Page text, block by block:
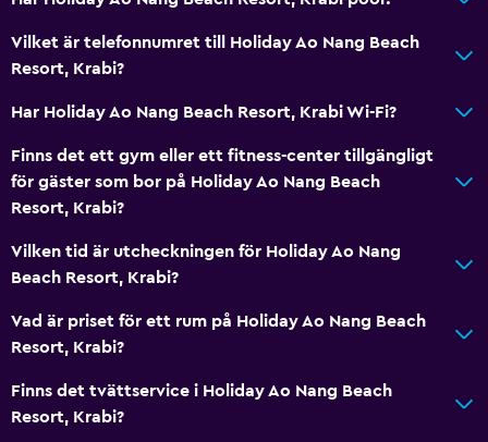
Allmänt
Familjerum
Utsikt över trädgård
Sammanlänkade rum tillgängliga
Utsikt över poolen
Förvaring
Vardagsrum
Bäddsoffa
Telefon
Vilket är telefonnumret till Holiday Ao Nang Beach
Resort, Krabi?
Har Holiday Ao Nang Beach Resort, Krabi Wi-Fi?
Finns det ett gym eller ett fitness-center tillgängligt
för gäster som bor på Holiday Ao Nang Beach
Resort, Krabi?
Vilken tid är utcheckningen för Holiday Ao Nang
Beach Resort, Krabi?
Vad är priset för ett rum på Holiday Ao Nang Beach
Resort, Krabi?
Finns det tvättservice i Holiday Ao Nang Beach
Resort, Krabi?